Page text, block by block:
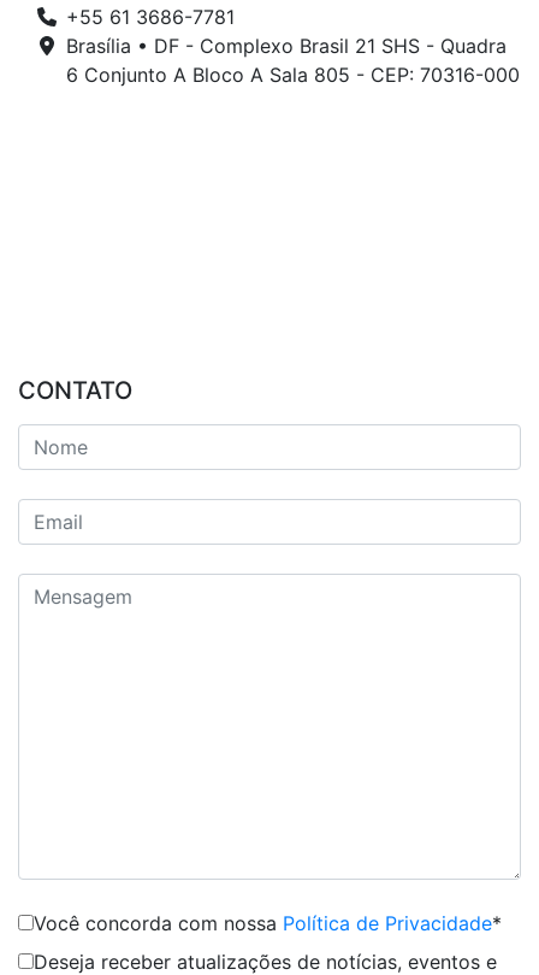
+55 61 3686-7781
Brasília • DF - Complexo Brasil 21 SHS - Quadra
6 Conjunto A Bloco A Sala 805 - CEP: 70316-000
CONTATO
Você concorda com nossa Política de Privacidade*
Deseja receber atualizações de notícias, eventos e